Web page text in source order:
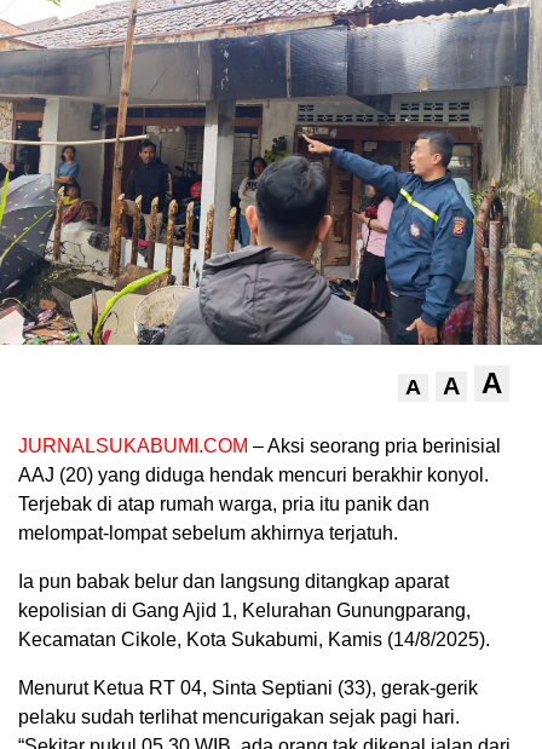
A A A
JURNALSUKABUMI.COM – Aksi seorang pria berinisial
AAJ (20) yang diduga hendak mencuri berakhir konyol.
Terjebak di atap rumah warga, pria itu panik dan
melompat-lompat sebelum akhirnya terjatuh.
Ia pun babak belur dan langsung ditangkap aparat
kepolisian di Gang Ajid 1, Kelurahan Gunungparang,
Kecamatan Cikole, Kota Sukabumi, Kamis (14/8/2025).
Menurut Ketua RT 04, Sinta Septiani (33), gerak-gerik
pelaku sudah terlihat mencurigakan sejak pagi hari.